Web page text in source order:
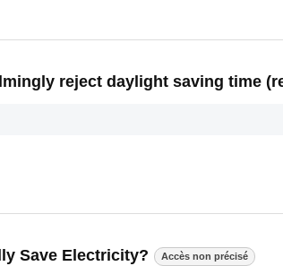
reject daylight saving time
Save Electricity? Accès non précisé